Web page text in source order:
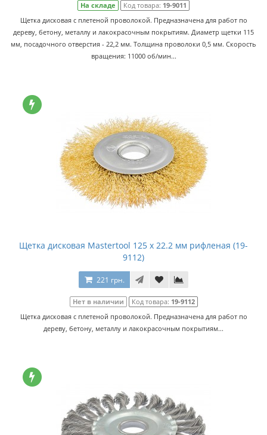
На складе Код товара: 19-9011
Щетка дисковая с плетеной проволокой. Предназначена для работ по
дереву, бетону, металлу и лакокрасочным покрытиям. Диаметр щетки 115
мм, посадочного отверстия - 22,2 мм. Толщина проволоки 0,5 мм. Скорость
вращения: 11000 об/мин...
Щетка дисковая Mastertool 125 x 22.2 мм рифленая (19-
9112)
221 грн.
Нет в наличии Код товара: 19-9112
Щетка дисковая с плетеной проволокой. Предназначена для работ по
дереву, бетону, металлу и лакокрасочным покрытиям...